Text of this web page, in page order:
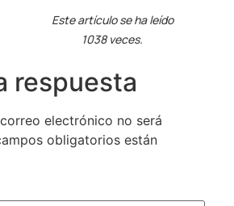
Este artículo se ha leído
1038 veces.
respuesta
electrónico no será
obligatorios están